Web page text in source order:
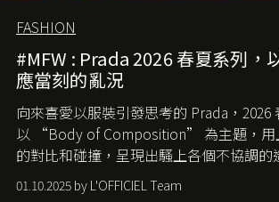
FASHION
#MFW : Prada 2026 春夏系列，
應當刻的亂況
向來喜愛以服裝引發思考的 Prada，2026
以 “Body of Composition” 為主題，用
的對比和碰撞，呈現出騷上各個不協調的
社會各種資訊、文化超載的現象。
01.10.2025 by L'OFFICIEL Team